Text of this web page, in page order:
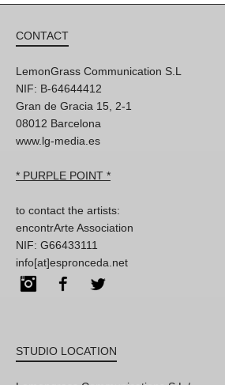
CONTACT
LemonGrass Communication S.L
NIF: B-64644412
Gran de Gracia 15, 2-1
08012 Barcelona
www.lg-media.es
* PURPLE POINT *
to contact the artists:
encontrArte Association
NIF: G66433111
info[at]espronceda.net
InstagramFacebook
STUDIO LOCATION